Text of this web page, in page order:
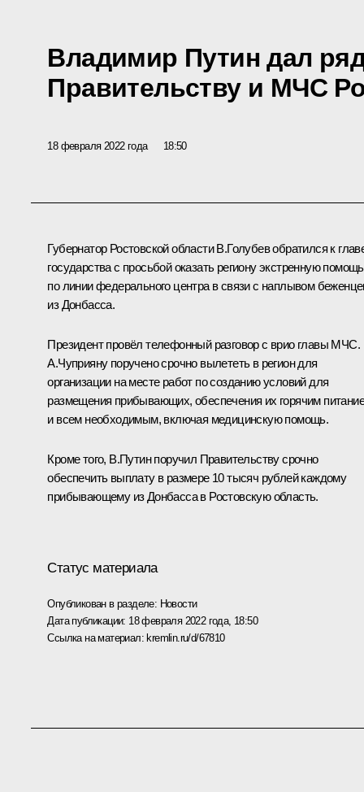
Владимир Путин дал
Правительству и МЧС
18 февраля 2022 года 18:50
Губернатор Ростовской областиВ.Голубевобратился к
государства с просьбой оказать региону экстренную помощь
по линии федерального центра в связи с наплывом
из Донбасса.
Президент провёл телефонный разговор с врио главы МЧС.
А.Чуприяну поручено срочно вылететь в регион для
организации на месте работ по созданию условий для
размещения прибывающих, обеспечения их горячим
и всем необходимым, включая медицинскую помощь.
Кроме того, В.Путин поручил Правительству срочно
обеспечить выплату в размере 10 тысяч рублей каждому
прибывающему из Донбасса в Ростовскую область.
Статус материала
Опубликован в разделе: Новости
Дата публикации: 18 февраля 2022 года, 18:50
Ссылка на материал:kremlin.ru/d/67810